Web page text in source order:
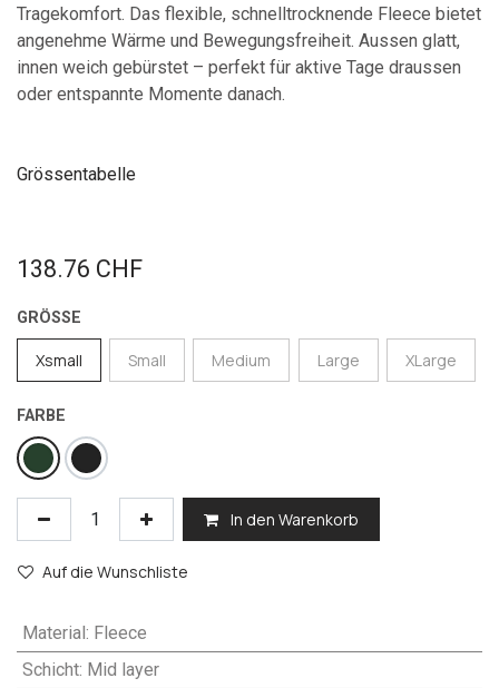
Tragekomfort. Das flexible, schnelltrocknende Fleece bietet
angenehme Wärme und Bewegungsfreiheit. Aussen glatt,
innen weich gebürstet – perfekt für aktive Tage draussen
oder entspannte Momente danach.
Grössentabelle
138.76 CHF
GRÖSSE
Xsmall Small Medium Large XLarge
FARBE
In den Warenkorb
Auf die Wunschliste
Material : Fleece
Schicht: Mid layer